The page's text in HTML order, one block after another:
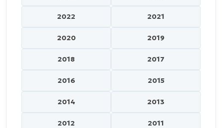
2022 2021
2020 2019
2018 2017
2016 2015
2014 2013
2012 2011